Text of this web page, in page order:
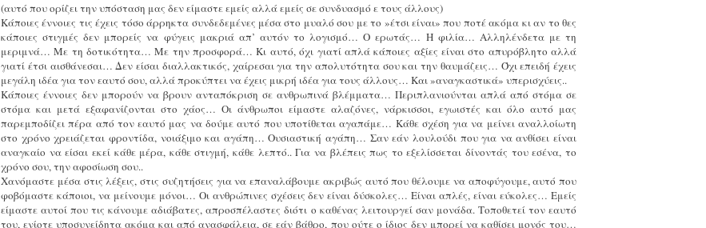
(αυτό που ορίζει την υπόσταση μας δεν είμαστε εμείς αλλά εμείς σε συνδυασμό ε τους άλλους)
Κάποιες έννοιες τις έχεις τόσο άρρηκτα συνδεδεμένες μέσα στο μυαλό σου με το »έτσι είναι» που ποτέ ακόμα κι αν το θες
κάποιες στιγμές δεν μπορείς να φύγεις μακριά απ’ αυτόν το λογισμό… Ο ερωτάς… Η φιλία… Αλληλένδετα με τη
μεριμνά… Με τη δοτικότητα… Με την προσφορά… Κι αυτό, όχι γιατί απλά κάποιες αξίες είναι στο απυρόβλητο αλλά
γιατί έτσι αισθάνεσαι… Δεν είσαι διαλλακτικός, χαίρεσαι για την απολυτότητα σου και την θαυμάζεις… Όχι επειδή έχεις
μεγάλη ιδέα για τον εαυτό σου, αλλά προκύπτει να έχεις μικρή ιδέα για τους άλλους… Και »αναγκαστικά» υπερισχύεις..
Κάποιες έννοιες δεν μπορούν να βρουν ανταπόκριση σε ανθρωπινά βλέμματα… Περιπλανιούνται απλά από στόμα σε
στόμα και μετά εξαφανίζονται στο χάος… Οι άνθρωποι είμαστε αλαζόνες, νάρκισσοι, εγωιστές και όλο αυτό μας
παρεμποδίζει πέρα από τον εαυτό μας να δούμε αυτό που υποτίθεται αγαπάμε… Κάθε σχέση για να μείνει αναλλοίωτη
στο χρόνο χρειάζεται φροντίδα, νοιάξιμο και αγάπη… Ουσιαστική αγάπη… Σαν εάν λουλούδι που για να ανθίσει είναι
αναγκαίο να είσαι εκεί κάθε μέρα, κάθε στιγμή, κάθε λεπτό.. Για να βλέπεις πως το εξελίσσεται δίνοντάς του εσένα, το
χρόνο σου, την αφοσίωση σου..
Χανόμαστε μέσα στις λέξεις, στις συζητήσεις για να επαναλάβουμε ακριβώς αυτό που θέλουμε να αποφύγουμε, αυτό που
φοβόμαστε κάποιοι, να μείνουμε μόνοι… Οι ανθρώπινες σχέσεις δεν είναι δύσκολες… Είναι απλές, είναι εύκολες… Εμείς
είμαστε αυτοί που τις κάνουμε αδιάβατες, απροσπέλαστες διότι ο καθένας λειτουργεί σαν μονάδα. Τοποθετεί τον εαυτό
του, ενίοτε υποσυνείδητα ακόμα και από ανασφάλεια, σε εάν βάθρο, που ούτε ο ίδιος δεν μπορεί να καθίσει μονός του…